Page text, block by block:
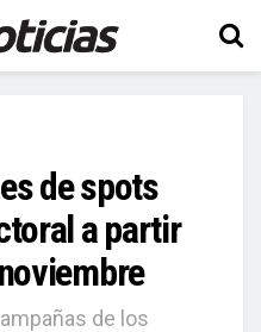
de spots
a partir
de los